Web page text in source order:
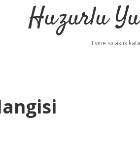
Huzurlu
Evine sıcaklık